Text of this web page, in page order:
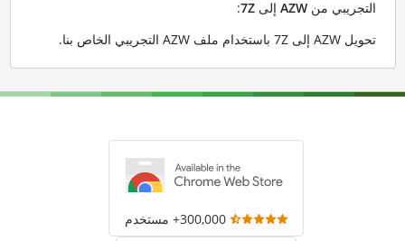
التجريبي من AZWإلى 7Z
:
تحويل AZW إلى 7Z باستخدام ملف AZW التجريبي الخاص بنا
.
300,000+ مستخدم